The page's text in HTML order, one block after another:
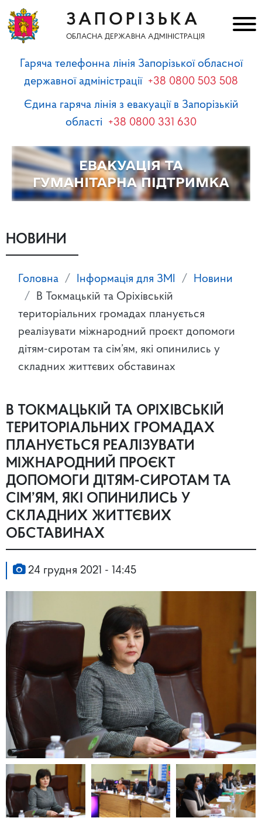
ЗАПОРІЗЬКА
ОБЛАСНА ДЕРЖАВНА АДМІНІСТРАЦІЯ
Гаряча телефонна лінія Запорізької обласної
державної адміністрації +38 0800 503 508
Єдина гаряча лінія з евакуації в Запорізькій
області +38 0800 331 630
НОВИНИ
Головна Інформація для ЗМІ
Новини
В Токмацькій та Оріхівській
територіальних громадах планується
реалізувати міжнародний проєкт допомоги
дітям-сиротам та сім’ям, які опинились у
складних життєвих обставинах
В ТОКМАЦЬКІЙ ТА ОРІХІВСЬКІЙ
ТЕРИТОРІАЛЬНИХ ГРОМАДАХ
ПЛАНУЄТЬСЯ РЕАЛІЗУВАТИ
МІЖНАРОДНИЙ ПРОЄКТ
ДОПОМОГИ ДІТЯМ-СИРОТАМ ТА
СІМ’ЯМ, ЯКІ ОПИНИЛИСЬ У
СКЛАДНИХ ЖИТТЄВИХ
ОБСТАВИНАХ
24 грудня 2021 - 14:45